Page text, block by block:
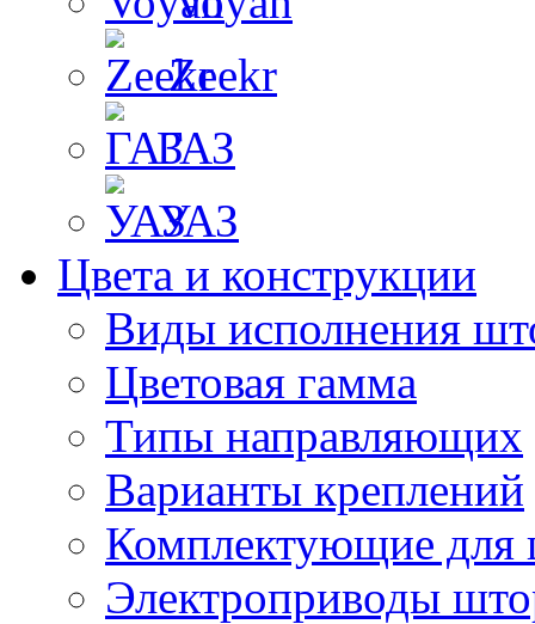
Zeekr
ГАЗ
УАЗ
Цвета и конструкции
Виды исполнения
Цветовая гамма
Типы направляющих
Варианты креплений
Комплектующие для
Электроприводы